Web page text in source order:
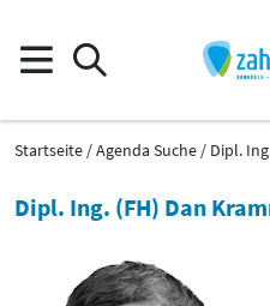
Startseite Agenda Suche
Dipl.
Dipl. Ing. (FH) Dan